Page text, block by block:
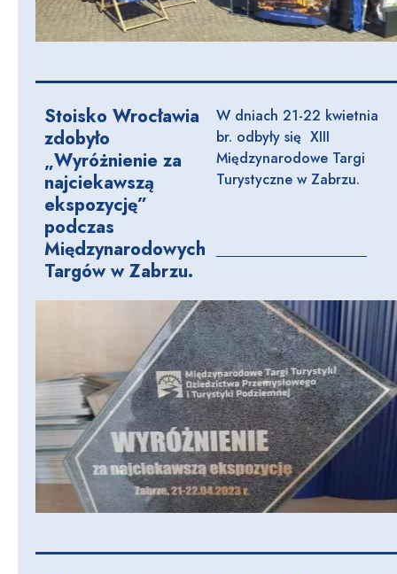
Stoisko Wrocławia
zdobyło
„Wyróżnienie za
najciekawszą
ekspozycję”
podczas
Międzynarodowych
Targów w Zabrzu.
W dniach 21-22 kwietnia
br. odbyły się XIII
Międzynarodowe Targi
Turystyczne w Zabrzu.